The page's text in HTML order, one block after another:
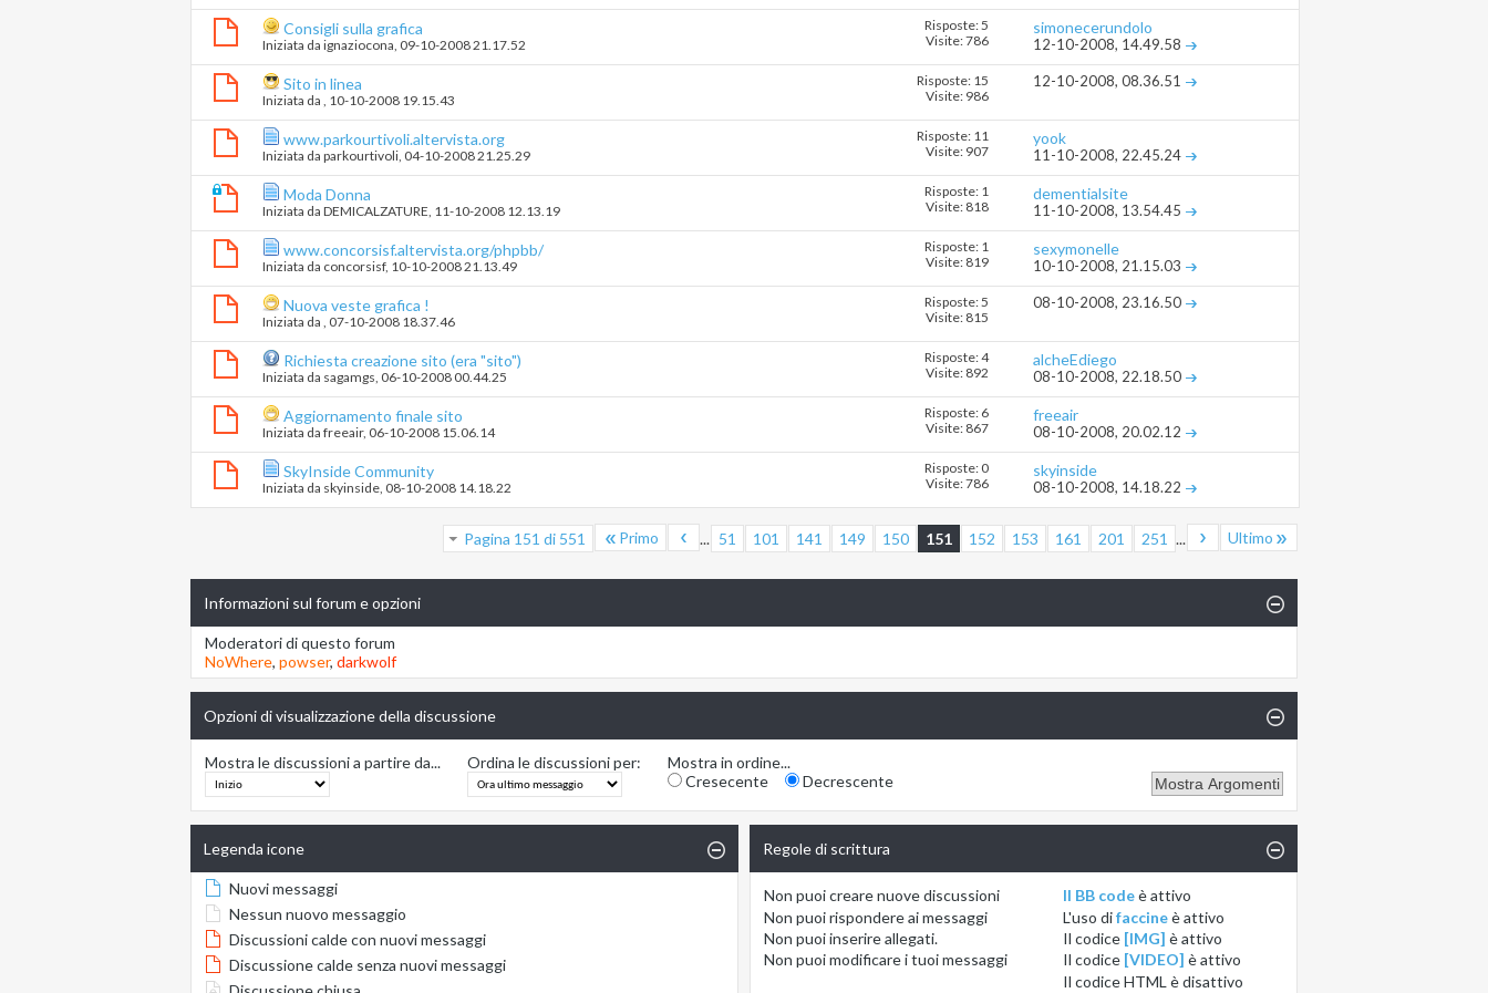
Consigli sulla grafica
Iniziata da ignaziocona‎, 09-10-2008 21.17.52
Risposte: 5
Visite: 786
simonecerundolo
12-10-2008, 14.49.58
Sito in linea
Iniziata da ‎, 10-10-2008 19.15.43
Risposte: 15
Visite: 986
12-10-2008, 08.36.51
www.parkourtivoli.altervista.org
Iniziata da parkourtivoli‎, 04-10-2008 21.25.29
Risposte: 11
Visite: 907
yook
11-10-2008, 22.45.24
Moda Donna
Iniziata da DEMICALZATURE‎, 11-10-2008 12.13.19
Risposte: 1
Visite: 818
dementialsite
11-10-2008, 13.54.45
www.concorsisf.altervista.org/phpbb/
Iniziata da concorsisf‎, 10-10-2008 21.13.49
Risposte: 1
Visite: 819
sexymonelle
10-10-2008, 21.15.03
Nuova veste grafica !
Iniziata da ‎, 07-10-2008 18.37.46
Risposte: 5
Visite: 815
08-10-2008, 23.16.50
Richiesta creazione sito (era "sito")
Iniziata da sagamgs‎, 06-10-2008 00.44.25
Risposte: 4
Visite: 892
alcheEdiego
08-10-2008, 22.18.50
Aggiornamento finale sito
Iniziata da freeair‎, 06-10-2008 15.06.14
Risposte: 6
Visite: 867
freeair
08-10-2008, 20.02.12
SkyInside Community
Iniziata da skyinside‎, 08-10-2008 14.18.22
Risposte: 0
Visite: 786
skyinside
08-10-2008, 14.18.22
Pagina 151 di 551 Primo ... 51 101 141 149 150 151 152 153 161 201 251 ... Ultimo
Informazioni sul forum e opzioni
Moderatori di questo forum
NoWhere, powser, darkwolf
Opzioni di visualizzazione della discussione
Mostra le discussioni a partire da... Ordina le discussioni per:
Mostra in ordine...
Cresecente
Decrescente
Legenda icone
Nuovi messaggi
Nessun nuovo messaggio
Discussioni calde con nuovi messaggi
Discussione calde senza nuovi messaggi
Regole di scrittura
Non puoicreare nuove discussioni
Non puoirispondere ai messaggi
Non puoiinserire allegati.
Non puoimodificare i tuoi messaggi
Il BB codeèattivo
L'uso difaccineèattivo
Il codice [IMG] èattivo
Il codice [VIDEO] èattivo
Il codice HTML èdisattivo